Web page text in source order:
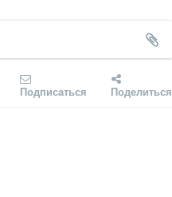
Подписаться Поделиться